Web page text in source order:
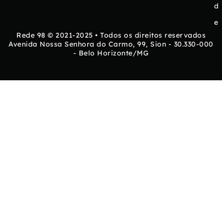
d
e
Rede 98 © 2021-2025 • Todos os direitos reservados
Avenida Nossa Senhora do Carmo, 99, Sion - 30.330-000
- Belo Horizonte/MG